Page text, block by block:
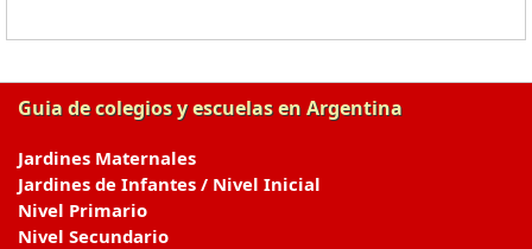
Guia de colegios y escuelas en Argentina
Jardines Maternales
Jardines de Infantes / Nivel Inicial
Nivel Primario
Nivel Secundario